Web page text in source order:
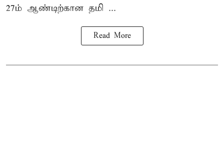
27ம் ஆண்டிற்கான தமி ...
Read More